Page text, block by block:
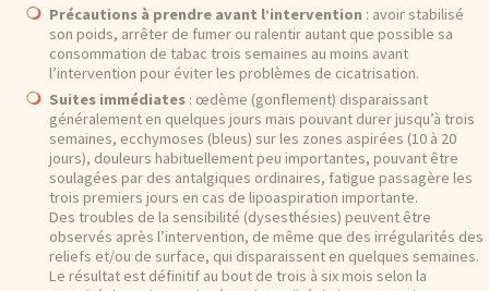
Précautions à prendre avant l’intervention : avoir stabilisé
son poids, arrêter de fumer ou ralentir autant que possible sa
consommation de tabac trois semaines au moins avant
l’intervention pour éviter les problèmes de cicatrisation.
Suites immédiates : œdème (gonflement) disparaissant
généralement en quelques jours mais pouvant durer jusqu’à trois
semaines, ecchymoses (bleus) sur les zones aspirées (10 à 20
jours), douleurs habituellement peu importantes, pouvant être
soulagées par des antalgiques ordinaires, fatigue passagère les
trois premiers jours en cas de lipoaspiration importante.
Des troubles de la sensibilité (dysesthésies) peuvent être
observés après l’intervention, de même que des irrégularités des
reliefs et/ou de surface, qui disparaissent en quelques semaines.
Le résultat est définitif au bout de trois à six mois selon la